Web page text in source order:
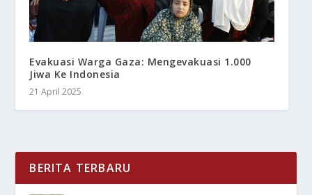
Evakuasi Warga Gaza: Mengevakuasi 1.000
Jiwa Ke Indonesia
21 April 2025
BERITA TERBARU